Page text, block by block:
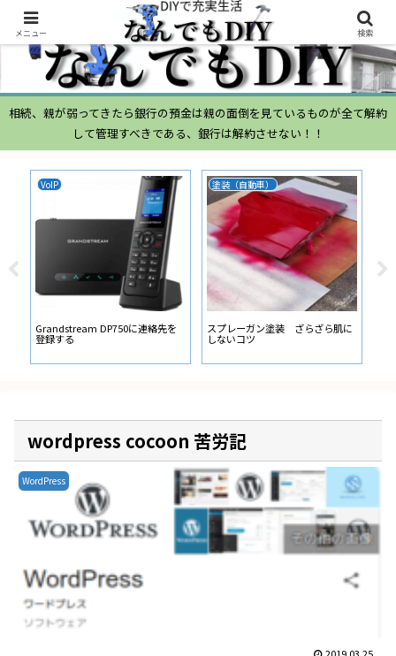
相続、親が弱ってきたら銀行の預金は親の面倒を見ているものが全て解約
して管理すべきである、銀行は解約させない！！
VoIP
Grandstream DP750に連絡先を
登録する
塗装（自動車）
スプレーガン塗装 ざらざら肌に
しないコツ
ム
wordpress cocoon 苦労記
WordPress
2019.03.25
メニュー 検索